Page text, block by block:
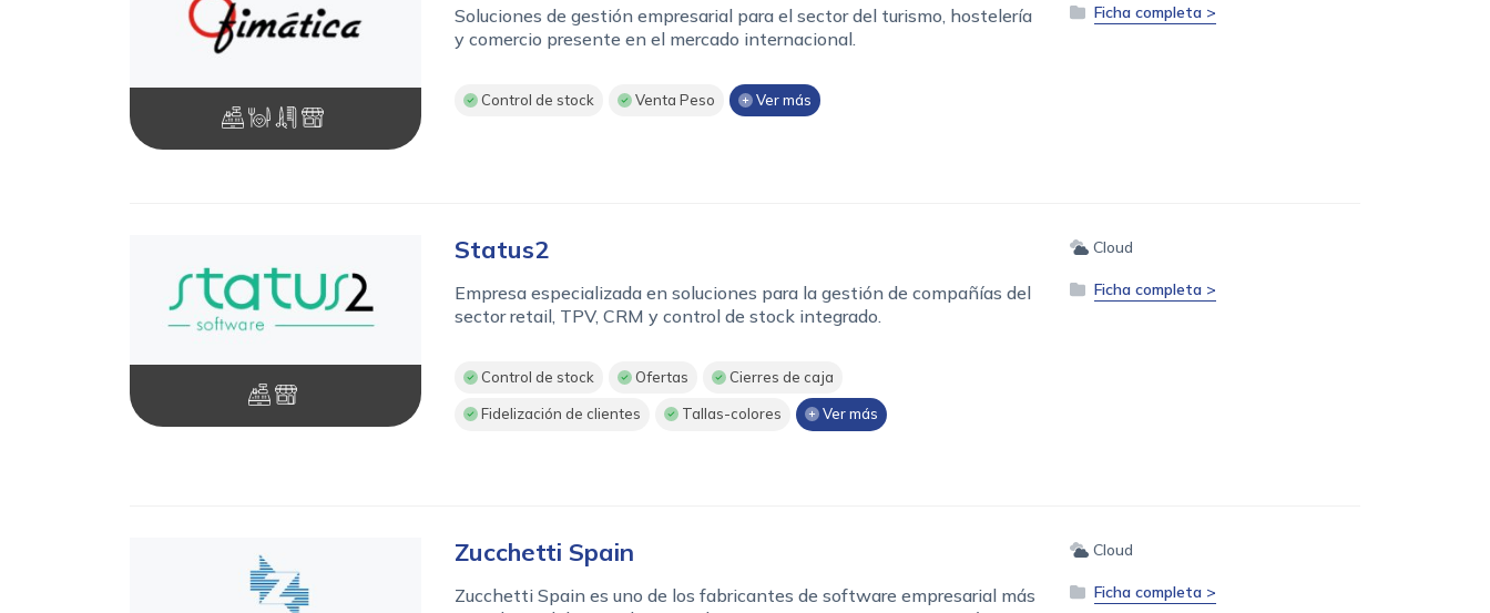
Soluciones de gestión empresarial para el sector del turismo, hostelería
y comercio presente en el mercado internacional.
Control de stock Venta Peso Ver más
Ficha completa >
Status2
Empresa especializada en soluciones para la gestión de compañías del
sector retail, TPV, CRM y control de stock integrado.
Control de stock Ofertas Cierres de caja
Fidelización de clientes Tallas-colores Ver más
Cloud
Ficha completa >
Zucchetti Spain
Zucchetti Spain es uno de los fabricantes de software empresarial más
Cloud
Ficha completa >